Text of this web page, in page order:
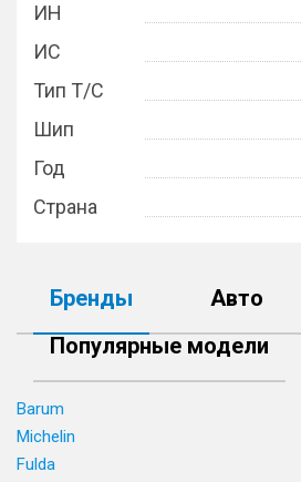
ИН
ИС
Тип Т/С
Шип
Год
Страна
Бренды
Авто
Популярные модели
Barum
Michelin
Fulda